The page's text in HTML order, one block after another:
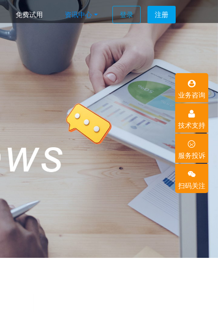
登录 注册
免费试用 资讯中心
业务咨询
技术支持
服务投诉
扫码关注